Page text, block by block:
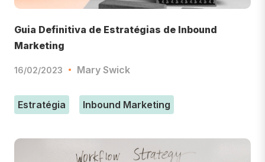
Guia Definitiva de Estratégias de Inbound
Marketing
16/02/2023 Mary Swick
Estratégia Inbound Marketing